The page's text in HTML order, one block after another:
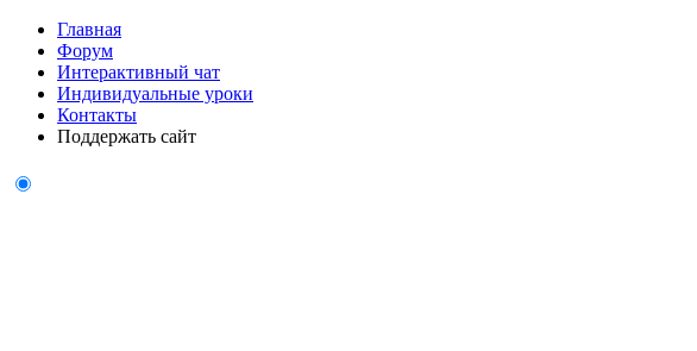
Главная
Форум
Интерактивный чат
Индивидуальные уроки
Контакты
Поддержать сайт